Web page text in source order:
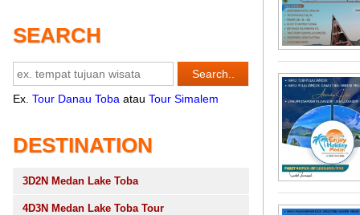
SEARCH
Ex. Tour Danau Toba atau Tour Simalem
DESTINATION
3D2N Medan Lake Toba
4D3N Medan Lake Toba Tour